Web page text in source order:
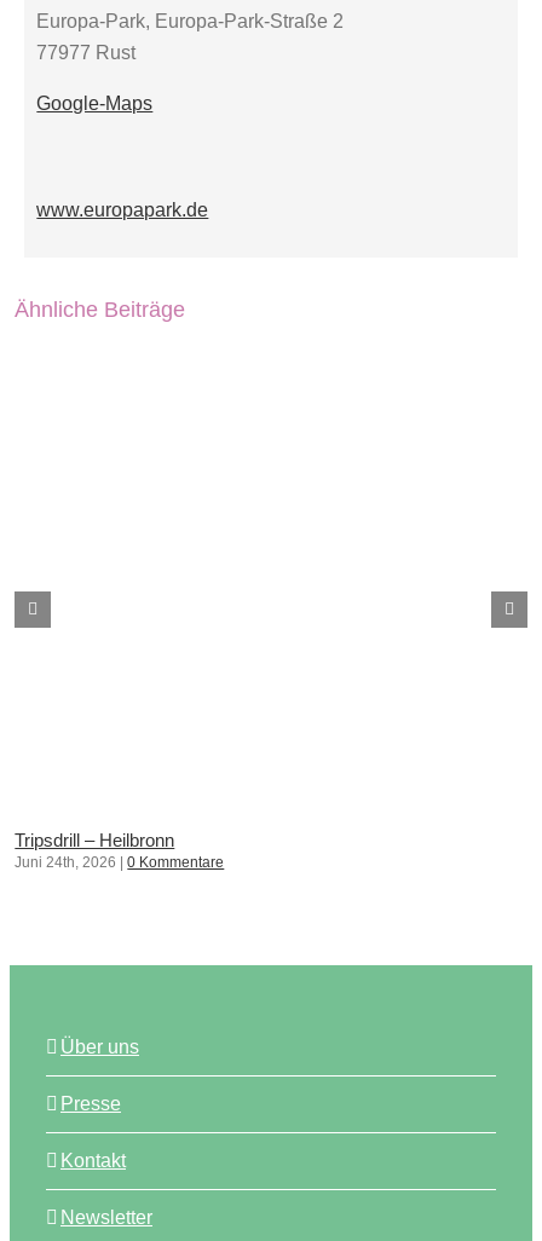
Europa-Park, Europa-Park-Straße 2
77977 Rust
Google-Maps
www.europapark.de
Ähnliche Beiträge
Tripsdrill – Heilbronn
Juni 24th, 2026 0 Kommentare
Über uns
Presse
Kontakt
Newsletter